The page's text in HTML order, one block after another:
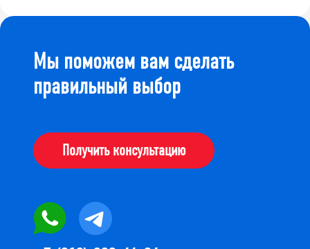
Мы поможем вам сделать
правильный выбор
Получить консультацию